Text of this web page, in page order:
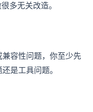
多无关改造。
容性问题，你至少先
是工具问题。